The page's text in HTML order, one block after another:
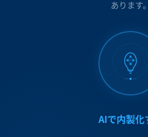
あります。
AIで内製化